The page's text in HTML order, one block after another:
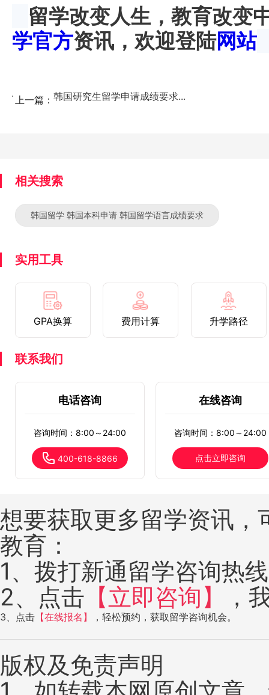
留学改变人生，教育改变
学官方资讯，欢迎登陆网站
上一篇： 韩国研究生留学申请成绩要求...
相关搜索
韩国留学 韩国本科申请 韩国留学语言成绩要求
实用工具
GPA换算 费用计算 升学路径
联系我们
电话咨询
咨询时间：8:00～24:00
400-618-8866
在线咨询
咨询时间：8:00～24:00
点击立即咨询
想要获取更多留学资讯
教育：
1、拨打新通留学咨询热
2、点击 【立即咨询】 ，
3、点击 【在线报名】 ，轻松预约，获取留学咨询机会。
版权及免责声明